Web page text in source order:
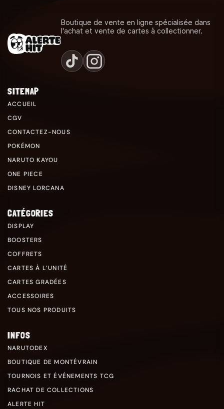
Boutique de vente en ligne spécialisée dans
l'achat et vente de cartes à collectionner.
SITEMAP
ACCUEIL
CGV
CONTACTEZ-NOUS
POKÉMON
NARUTO KAYOU
ONE PIECE
DISNEY LORCANA
CATÉGORIES
DISPLAY
BOOSTERS
COFFRETS
CARTES À L’UNITÉ
CARTES GRADÉES
ACCESSOIRES
TOUS NOS PRODUITS
INFOS
NARUTODEX
BOUTIQUE DE MONTÉVRAIN
TOURNOIS ET ÉVÉNEMENTS TCG
RACHAT DE COLLECTIONS
ALERTE HIT